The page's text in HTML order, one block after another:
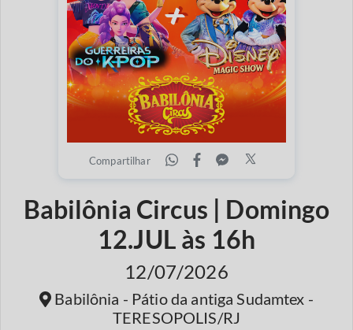
Compartilhar
Babilônia Circus | Domingo
12.JUL às 16h
12/07/2026
Babilônia - Pátio da antiga Sudamtex -
TERESOPOLIS/RJ